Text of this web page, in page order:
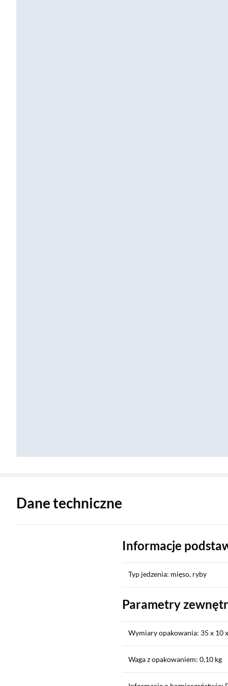
Dane techniczne
Informacje
Typ jedzenia: mięso, ryby
Parametry
Wymiary opakowania: 35 x 10
Waga z opakowaniem: 0,10 kg